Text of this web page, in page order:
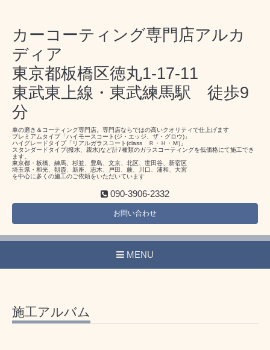
カーコーティング専門店アルカ
ディア
東京都板橋区徳丸1-17-11
東武東上線・東武練馬駅 徒歩9
分
車の磨き＆コーティング専門店。専門店ならではの高いクオリティで仕上げます
プレミアムタイプ「ハイモースコート(ジ・エッジ、ザ・グロウ)」
ハイグレードタイプ「リアルガラスコート(class Ｒ・Ｈ・Ｍ)」
スタンダードタイプ(撥水、親水)など計7種類のガラスコーティングを低価格にて施工でき
ます。
東京都・板橋、練馬、杉並、豊島、文京、北区、世田谷、新宿区
埼玉県・和光、朝霞、新座、志木、戸田、蕨、川口、浦和、大宮
を中心に多くの施工のご依頼をいただいています
090-3906-2332
お問い合わせ
MENU
施工アルバム